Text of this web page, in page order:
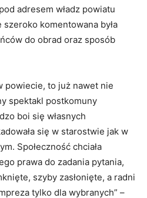
adresem władz powiatu
komentowana była
do obrad oraz sposób
powiecie, to już nawet nie
spektakl postkomuny
boi się własnych
się w starostwie jak w
Społeczność chciała
prawa do zadania pytania,
szyby zasłonięte, a radni
tylko dla wybranych” –